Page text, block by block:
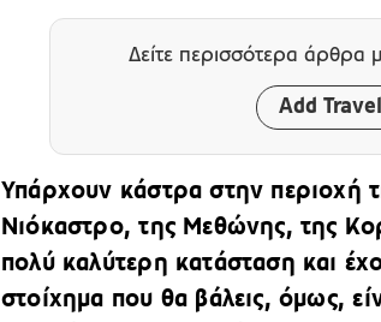
Δείτε περισσότερα άρθρα
Add
Υπάρχουν κάστρα στην περιοχή
Νιόκαστρο, της Μεθώνης, της
πολύ καλύτερη κατάσταση και
στοίχημα που θα βάλεις, όμως,